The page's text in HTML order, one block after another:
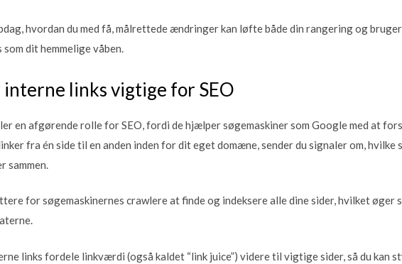
hvordan du med få, målrettede ændringer kan løfte både din rangering og
dit hemmelige våben.
links vigtige for SEO
en afgørende rolle for SEO, fordi de hjælper søgemaskiner som Google med at
fra én side til en anden inden for dit eget domæne, sender du signaler om,
sammen.
for søgemaskinernes crawlere at finde og indeksere alle dine sider, hvilket øger
links fordele linkværdi (også kaldet “link juice”) videre til vigtige sider, så du kan